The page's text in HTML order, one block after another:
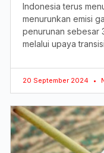
Indonesia terus
menurunkan emisi
penurunan sebesar
melalui upaya
20 September 2024